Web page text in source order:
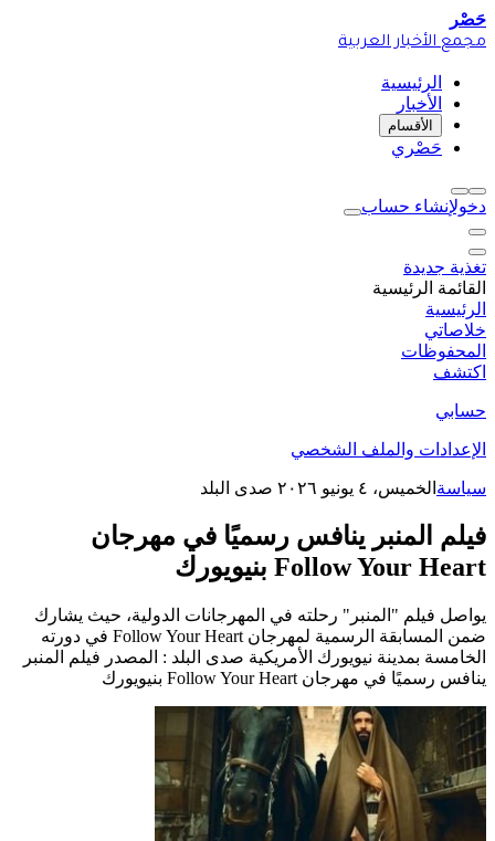
حَصْر
مجمع الأخبار العربية
الرئيسية
الأخبار
الأقسام
حَصْري
دخولإنشاء حساب
تغذية جديدة
القائمة الرئيسية
الرئيسية
خلاصاتي
المحفوظات
اكتشف
حسابي
الإعدادات والملف الشخصي
سياسة الخميس، ٤ يونيو ٢٠٢٦ صدى البلد
فيلم المنبر ينافس رسميًا في مهرجان
Follow Your Heart بنيويورك
يواصل فيلم "المنبر" رحلته في المهرجانات الدولية، حيث يشارك
ضمن المسابقة الرسمية لمهرجان Follow Your Heart في دورته
الخامسة بمدينة نيويورك الأمريكية صدى البلد : المصدر فيلم المنبر
ينافس رسميًا في مهرجان Follow Your Heart بنيويورك